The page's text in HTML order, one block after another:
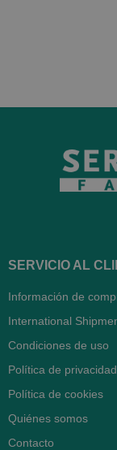
SERVICIO AL
Información de
International
Condiciones de uso
Política de privacidad
Política de cookies
Quiénes somos
Contacto